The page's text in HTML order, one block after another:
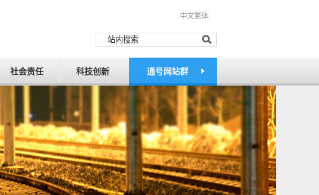
中文繁体
社会责任 科技创新 通号网站群